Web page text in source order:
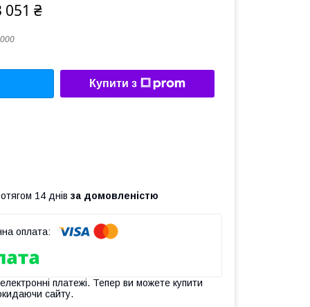
051 ₴
Купити з
14 днів за домовленістю
платежі. Тепер ви можете купити
сайту.